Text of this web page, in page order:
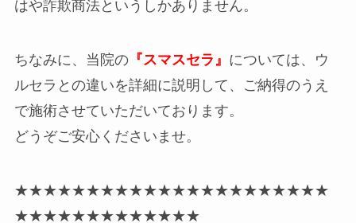
はや詐欺商法というしかありません。
ちなみに、当院の『スマスセラ』 については、ウ
ルセラとの違いを詳細に説明して、ご納得のうえ
で施術させていただいております。
どうぞご安心くださいませ。
★★★★★★★★★★★★★★★★★★★★★★
★★★★★★★★★★★★★